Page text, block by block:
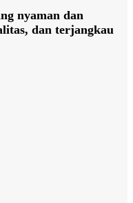
nyaman dan
dan terjangkau